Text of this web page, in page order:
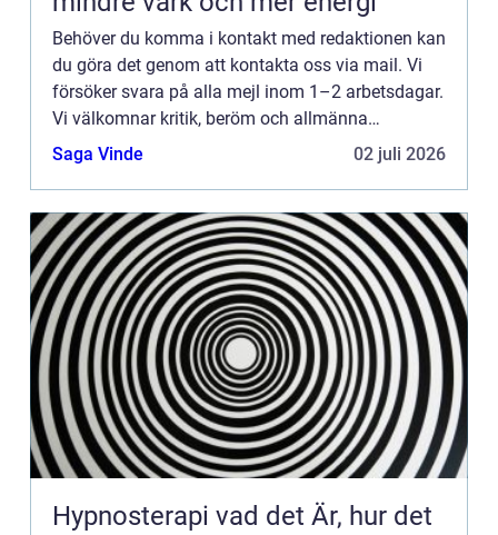
Behöver du komma i kontakt med redaktionen kan
du göra det genom att kontakta oss via mail. Vi
försöker svara på alla mejl inom 1–2 arbetsdagar.
Vi välkomnar kritik, beröm och allmänna
kommentarer till innehållet på vår sida.
Saga Vinde 02 juli 2026
Hypnosterapi vad det Är, hur det